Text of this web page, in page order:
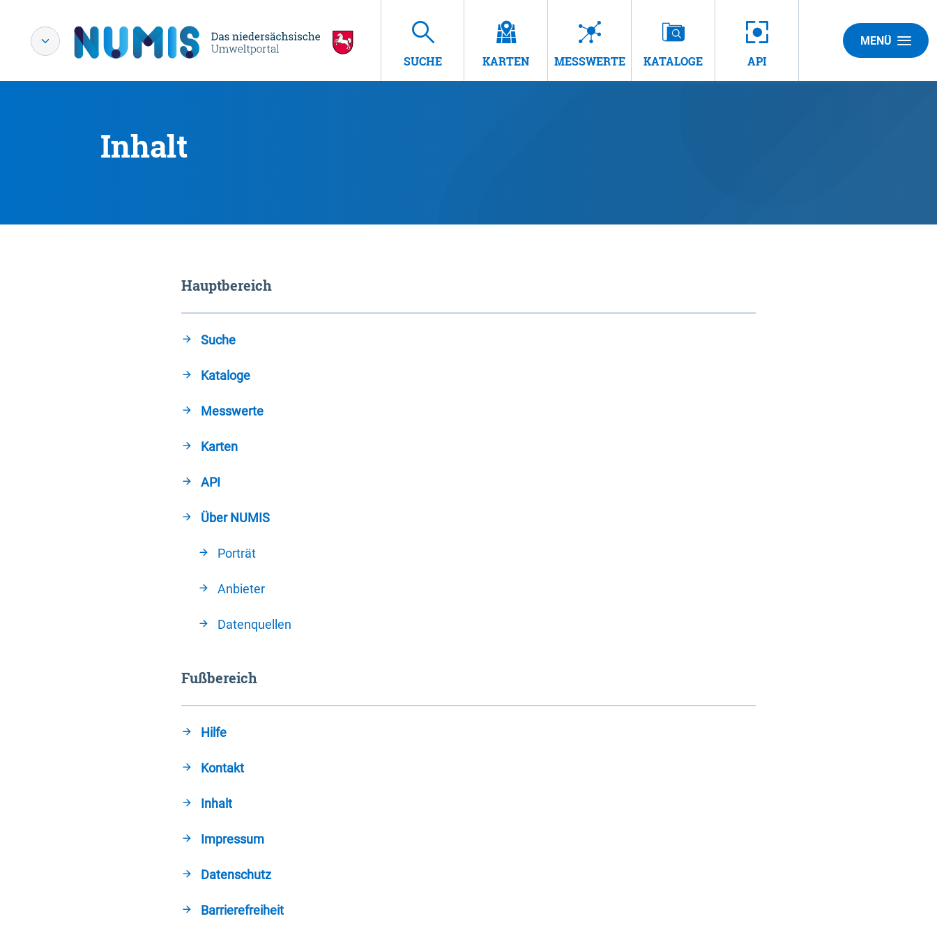
SUCHE KARTEN MESSWERTE KATALOGE API
MENÜ
Inhalt
Hauptbereich
Suche
Kataloge
Messwerte
Karten
API
Über NUMIS
Porträt
Anbieter
Datenquellen
Fußbereich
Hilfe
Kontakt
Inhalt
Impressum
Datenschutz
Barrierefreiheit